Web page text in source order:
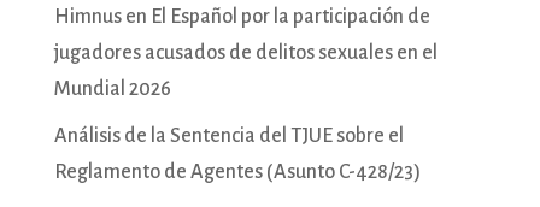
Himnus en El Español por la participación de
jugadores acusados de delitos sexuales en el
Mundial 2026
Análisis de la Sentencia del TJUE sobre el
Reglamento de Agentes (Asunto C-428/23)